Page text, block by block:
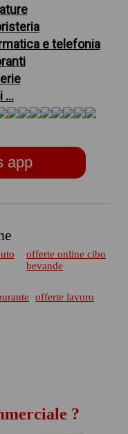
e telefonia
...
app
offerte online cibo
bevande
offerte lavoro
?